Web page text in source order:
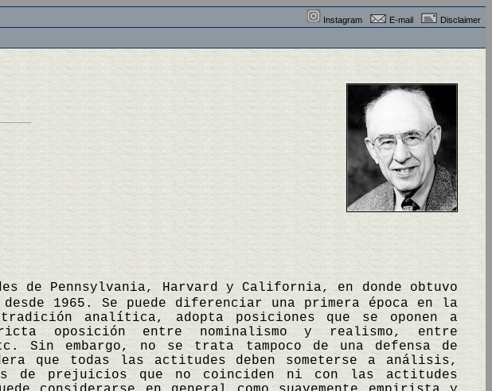
Instagram E-mail Disclaimer
de Pennsylvania, Harvard y California, en donde obtuvo
1965. Se puede diferenciar una primera época en la
analítica, adopta posiciones que se oponen a
oposición entre nominalismo y realismo, entre
embargo, no se trata tampoco de una defensa de
que todas las actitudes deben someterse a análisis,
de prejuicios que no coinciden ni con las actitudes